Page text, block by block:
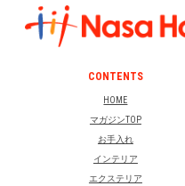
CONTENTS
HOME
マガジンTOP
お手入れ
インテリア
エクステリア